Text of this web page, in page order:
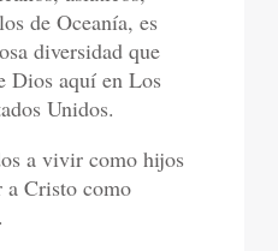
de Oceanía, es
diversidad que
Dios aquí en Los
Unidos.
a vivir como hijos
a Cristo como